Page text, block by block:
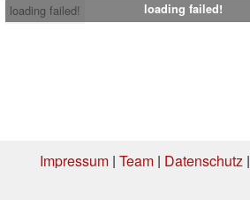
loading failed!
loading failed!
Impressum| Team| Datenschutz|